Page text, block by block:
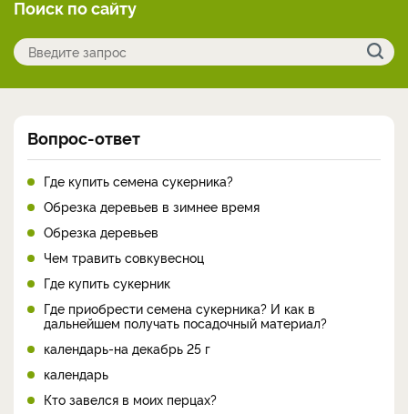
Поиск по сайту
Вопрос-ответ
Где купить семена сукерника?
Обрезка деревьев в зимнее время
Обрезка деревьев
Чем травить совкувесноц
Где купить сукерник
Где приобрести семена сукерника? И как в
дальнейшем получать посадочный материал?
календарь-на декабрь 25 г
календарь
Кто завелся в моих перцах?